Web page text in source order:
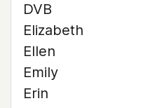
DVB
Elizabeth
Ellen
Emily
Erin